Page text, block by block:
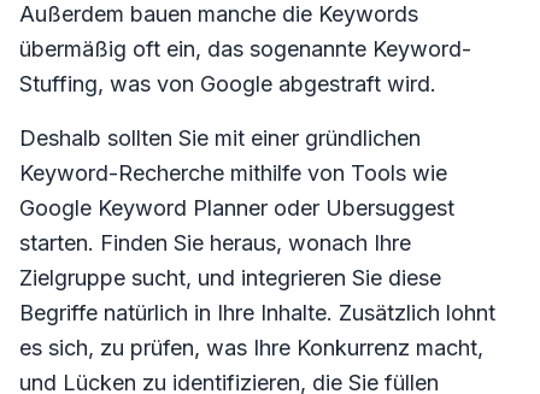
Außerdem bauen manche die Keywords
übermäßig oft ein, das sogenannte Keyword-
Stuffing, was von Google abgestraft wird.
Deshalb sollten Sie mit einer gründlichen
Keyword-Recherche mithilfe von Tools wie
Google Keyword Planner oder Ubersuggest
starten. Finden Sie heraus, wonach Ihre
Zielgruppe sucht, und integrieren Sie diese
Begriffe natürlich in Ihre Inhalte. Zusätzlich lohnt
es sich, zu prüfen, was Ihre Konkurrenz macht,
und Lücken zu identifizieren, die Sie füllen